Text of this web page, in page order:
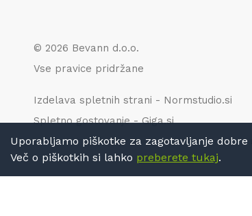
© 2026 Bevann d.o.o.
Vse pravice pridržane
Izdelava spletnih strani - Normstudio.si
Spletno gostovanje - Giga.si
Uporabljamo piškotke za zagotavljanje
Več o piškotkih si lahko preberete tukaj.